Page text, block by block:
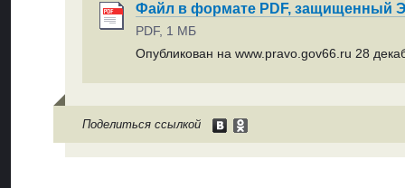
Файл в формате PDF, защищенный
PDF, 1 МБ
Опубликован на www.pravo.gov66.ru 28
Поделиться ссылкой